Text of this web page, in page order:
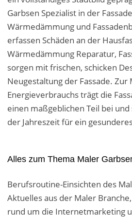
Garbsen Spezialist in der
Wärmedämmung und
erfassen Schäden an der
Wärmedämmung Reparatur,
sorgen mit frischen, schicken
Neugestaltung der Fassade. Zur
Energieverbrauchs trägt die
einen maßgeblichen Teil bei
der Jahreszeit für ein
Alles zum Thema Maler
Berufsroutine-Einsichten des
Aktuelles aus der Maler
rund um die Internetmarketing